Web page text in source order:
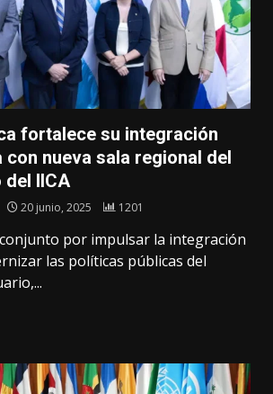
fortalece su integración
con nueva sala regional del
IICA
20 junio, 2025 1201
por impulsar la integración
las políticas públicas del